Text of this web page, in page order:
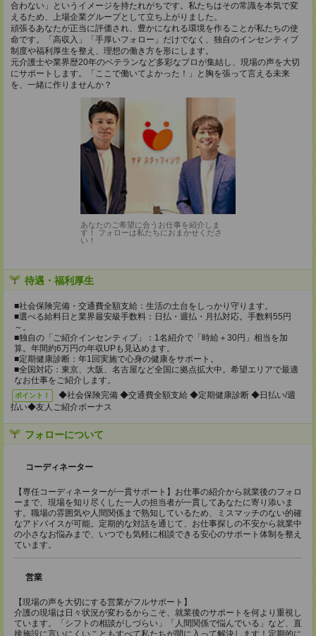
合わない」というイメージを持たれがちです。私たちはその常識を本気で変
えるため、上場企業グループとして立ち上がりました。
頑張るあなたが正当に評価され、豊かになれる環境を作ることが私たちの使
命です。「高収入」「手厚いフォロー」だけでなく、独自のインセンティブ
制度や福利厚生を整え、理想の働き方を形にします。
元介護士や業界歴20年のベテランなど多彩なプロが集結し、現場の声を大切
にサポートします。「ここで働いてよかった！」と胸を張って言える未来
を、一緒に作りませんか？
あなたのご希望に合うお仕事を紹介しま
す！ フォローは私たちにおまかせくださ
い！
待遇・福利厚生
■社会保険完備・交通費全額支給：生活の土台をしっかり守ります。
■選べる給料日と業界最安級手数料：日払・週払・月払対応。手数料55円
～。
■独自の「ご紹介インセンティブ」：1名紹介で「時給＋30円」相当を加
算。年間約6万円の年収UPも見込めます。
■定期健康診断：年1回実施で心身の健康をサポート。
■全国対応：東京、大阪、名古屋など全国に拠点拡大中。希望エリアで最適
なお仕事をご紹介します。
ポイント！
◆社会保険完備 ◆交通費全額支給 ◆定期健康診断 ◆日払い/週
払い◆友人ご紹介ボーナス
フォローについて
コーディネーター
【専任コーディネーターが一貫サポート】お仕事の紹介から就業後のフォロ
ーまで、現場を知り尽くした一人の担当者が一貫してあなたに寄り添いま
す。職場の雰囲気や人間関係まで熟知しているため、ミスマッチのない的確
なアドバイスが可能。定期的な対話を通じて、お仕事探しの不安から就業中
の小さなお悩みまで、いつでも気軽に相談できる安心のサポート体制を整え
ています。
営業
【現場の声を大切にする営業がフルサポート】
介護の現場は日々状況が変わるからこそ、就業後のサポートを何より重視し
ています。「シフトの相談がしづらい」「人間関係で悩んでいる」など、直
接施設に言いにくいこともすべて私たちが間に入って解決します！定期的に